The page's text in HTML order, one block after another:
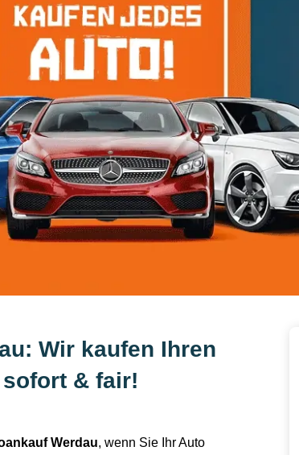
Wir kaufen Ihren
& fair!
Werdau, wenn Sie Ihr Auto